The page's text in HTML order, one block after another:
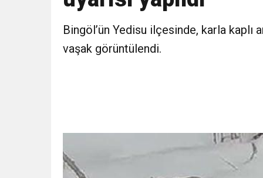
11:36
Bingöl’ün Yedisu ilçesinde, karla
vaşak görüntülendi.